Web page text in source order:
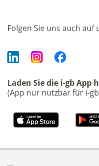
Folgen Sie uns auch auf
Laden Sie die i-gb App
(App nur nutzbar für i-